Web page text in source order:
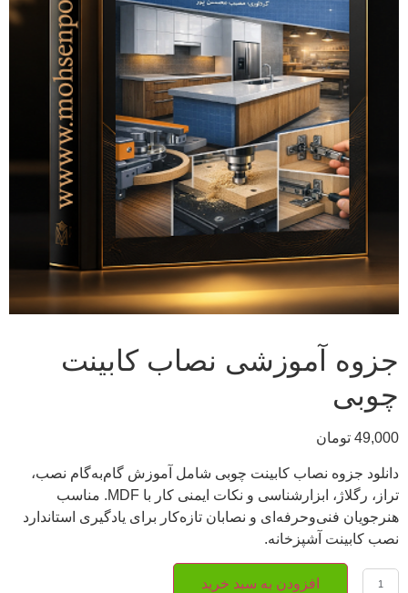
جزوه آموزشی نصاب کابینت
چوبی
49,000 تومان
دانلود جزوه نصاب کابینت چوبی شامل آموزش گام‌به‌گام نصب،
تراز، رگلاژ، ابزارشناسی و نکات ایمنی کار با MDF. مناسب
هنرجویان فنی‌وحرفه‌ای و نصابان تازه‌کار برای یادگیری استاندارد
نصب کابینت آشپزخانه.
افزودن به سبد خرید